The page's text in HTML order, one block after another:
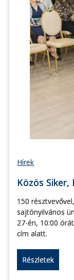
Hírek
Közös Siker,
150
sajtónyilvános
27-én, 10:00
cím alatt.
Részletek